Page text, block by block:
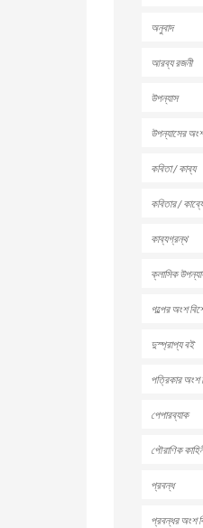
অনুবাদ
আরব্য রজনী
উপন্যাস
উপন্যাসের
কবিতা / কাব্য
কবিতার /
কাব্যগ্রন্থ
ক্লাসিক
গল্পের অংশ
দুস্প্রাপ্য বই
পত্রিকার অংশ
পেপারব্যাক
পৌরাণিক
প্রবন্ধ
প্রবন্ধর অংশ